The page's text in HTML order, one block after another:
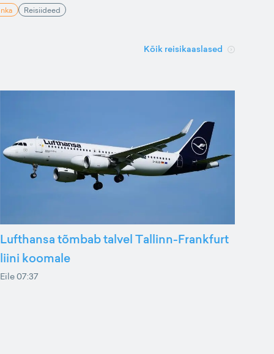
Reisiideed
Kõik reisikaaslased
Lufthansa tõmbab talvel Tallinn-Frankfurt
liini koomale
Eile 07:37